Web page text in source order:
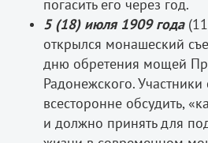
погасить его через год.
5 (18) июля 1909 года
открылся монашеский
дню обретения мощей
Радонежского.
всесторонне обсудить,
и должно принять для